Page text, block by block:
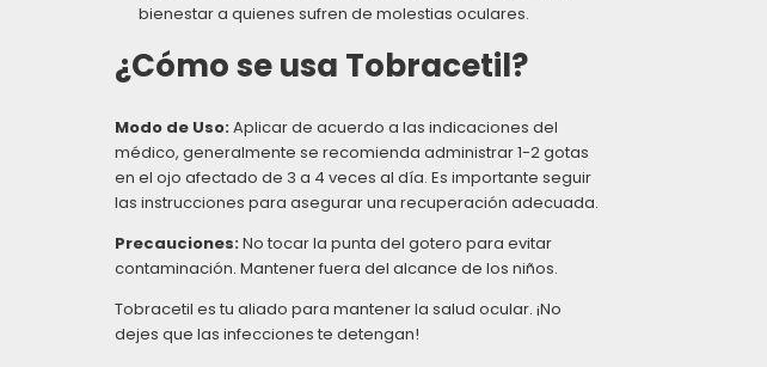
bienestar a quienes sufren de molestias oculares.
¿Cómo se usa Tobracetil?
Modo de Uso:Aplicar de acuerdo a las indicaciones del
médico, generalmente se recomienda administrar 1-2 gotas
en el ojo afectado de 3 a 4 veces al día. Es importante seguir
las instrucciones para asegurar una recuperación adecuada.
Precauciones:No tocar la punta del gotero para evitar
contaminación. Mantener fuera del alcance de los niños.
Tobracetil es tu aliado para mantener la salud ocular. ¡No
dejes que las infecciones te detengan!